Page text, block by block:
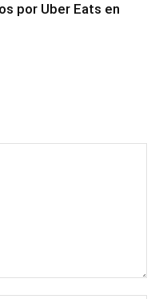
por Uber Eats en